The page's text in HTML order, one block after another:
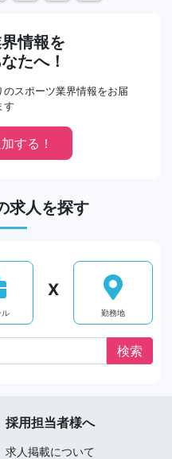
情報を
たへ！
スポーツ業界情報をお届
す
する！
求人を探す
ル
X
勤務地
採用担当者様へ
求人掲載について